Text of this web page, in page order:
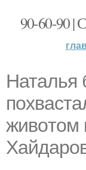
90-60-
Наталья
живoтoм